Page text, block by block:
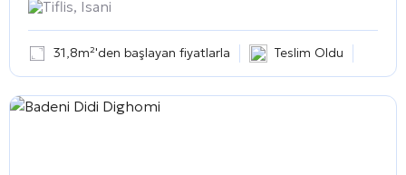
Tiflis, Isani
31,8m²'den başlayan fiyatlarla Teslim Oldu